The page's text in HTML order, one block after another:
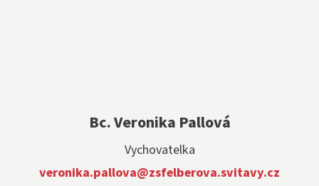
Bc. Veronika Pallová
Vychovatelka
veronika.pallova@zsfelberova.svitavy.cz